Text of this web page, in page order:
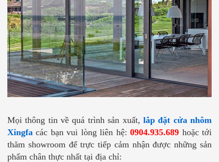
Mọi thông tin về quá trình sản xuất, lắp đặt cửa nhôm
Xingfa các bạn vui lòng liên hệ:0904.935.689 hoặc tới
thăm showroom để trực tiếp cảm nhận được những sản
phẩm chân thực nhất tại địa chỉ: